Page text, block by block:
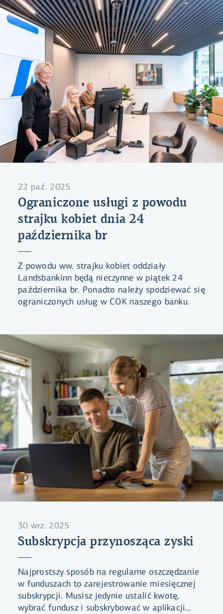
22 paź. 2025
Ograniczone usługi z powodu
strajku kobiet dnia 24
października br
Z powodu ww. strajku kobiet oddziały
Landsbankinn będą nieczynne w piątek 24
października br. Ponadto należy spodziewać się
ograniczonych usług w COK naszego banku.
30 wrz. 2025
Subskrypcja przynosząca zyski
Najprostszy sposób na regularne oszczędzanie
w funduszach to zarejestrowanie miesięcznej
subskrypcji. Musisz jedynie ustalić kwotę,
wybrać fundusz i subskrybować w aplikacji